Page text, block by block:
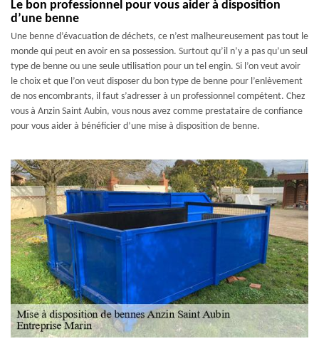
Le bon professionnel pour vous aider à disposition
d’une benne
Une benne d’évacuation de déchets, ce n’est malheureusement pas tout le
monde qui peut en avoir en sa possession. Surtout qu’il n’y a pas qu’un seul
type de benne ou une seule utilisation pour un tel engin. Si l’on veut avoir
le choix et que l’on veut disposer du bon type de benne pour l’enlèvement
de nos encombrants, il faut s’adresser à un professionnel compétent. Chez
vous à Anzin Saint Aubin, vous nous avez comme prestataire de confiance
pour vous aider à bénéficier d’une mise à disposition de benne.